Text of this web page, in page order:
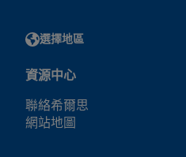
選擇地區
資源中心
聯絡希爾思
網站地圖